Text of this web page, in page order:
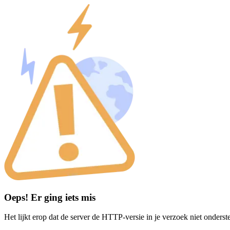
Oeps! Er ging iets mis
Het lijkt erop dat de server de HTTP-versie in je verzoek niet